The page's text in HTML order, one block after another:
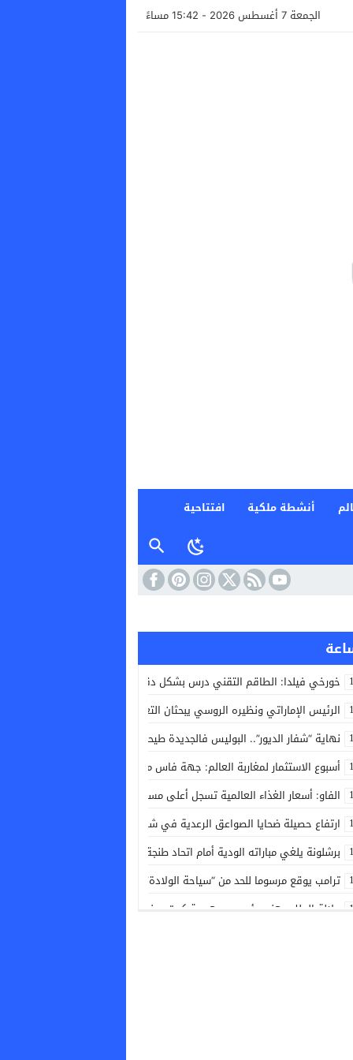
الجمعة 7 أغسطس 2026 - 15:42 مساءً
أنشطة ملكية افتتاحية
خورخي فيلدا: الطاقم التقني درس بشكل دقيق منتخب جنوب إفريقيا لتحقيق
الرئيس الإماراتي ونظيره الروسي يبحثان التعاون المشترك والتطورات
نهاية “شفار الديور”.. البوليس فالجديدة طيحو المبحوث عنه لي روع ساكنة
أسبوع الاستثمار لمغاربة العالم: جهة فاس مكناس تطلق دينامية جديدة لدعم
الفاو: أسعار الغذاء العالمية تسجل أعلى مستوى منذ 3 سنوات في يوليوز الماضي
ارتفاع حصيلة ضحايا الصواعق الرعدية في شرق الهند إلى 20 قتيلا
برشلونة يلغي مباراته الودية أمام اتحاد طنجة
ترامب يوقع مرسوما للحد من “سياحة الولادة” والحصول على الجنسية الأمريكية
جلالة الملك يهنئ رئيس جمهورية كوت ديفوار بمناسبة العيد الوطني لبلاده